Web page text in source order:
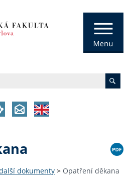
dokumenty > Opatření děkana